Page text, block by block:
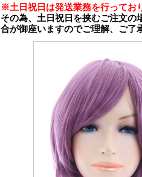
※土日祝日は発送業務を行ってお
その為、土日祝日を挟むご注文の
合が御座いますのでご理解、ご了